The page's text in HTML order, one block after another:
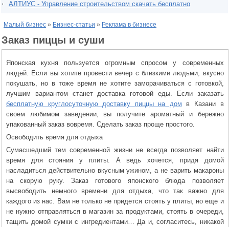
АЛТИУС - Управление строительством скачать бесплатно
Малый бизнес » Бизнес-статьи » Реклама в бизнесе
Заказ пиццы и суши
Японская кухня пользуется огромным спросом у современных
людей. Если вы хотите провести вечер с близкими людьми, вкусно
покушать, но в тоже время не хотите заморачиваться с готовкой,
лучшим вариантом станет доставка готовой еды. Если заказать
бесплатную круглосуточную доставку пиццы на дом в Казани в
своем любимом заведении, вы получите ароматный и бережно
упакованный заказ вовремя. Сделать заказ проще простого.
Освободить время для отдыха
Сумасшедший тем современной жизни не всегда позволяет найти
время для стояния у плиты. А ведь хочется, придя домой
насладиться действительно вкусным ужином, а не варить макароны
на скорую руку. Заказ готового японского блюда позволяет
высвободить немного времени для отдыха, что так важно для
каждого из нас. Вам не только не придется стоять у плиты, но еще и
не нужно отправляться в магазин за продуктами, стоять в очереди,
тащить домой сумки с ингредиентами… Да и, согласитесь, никакой